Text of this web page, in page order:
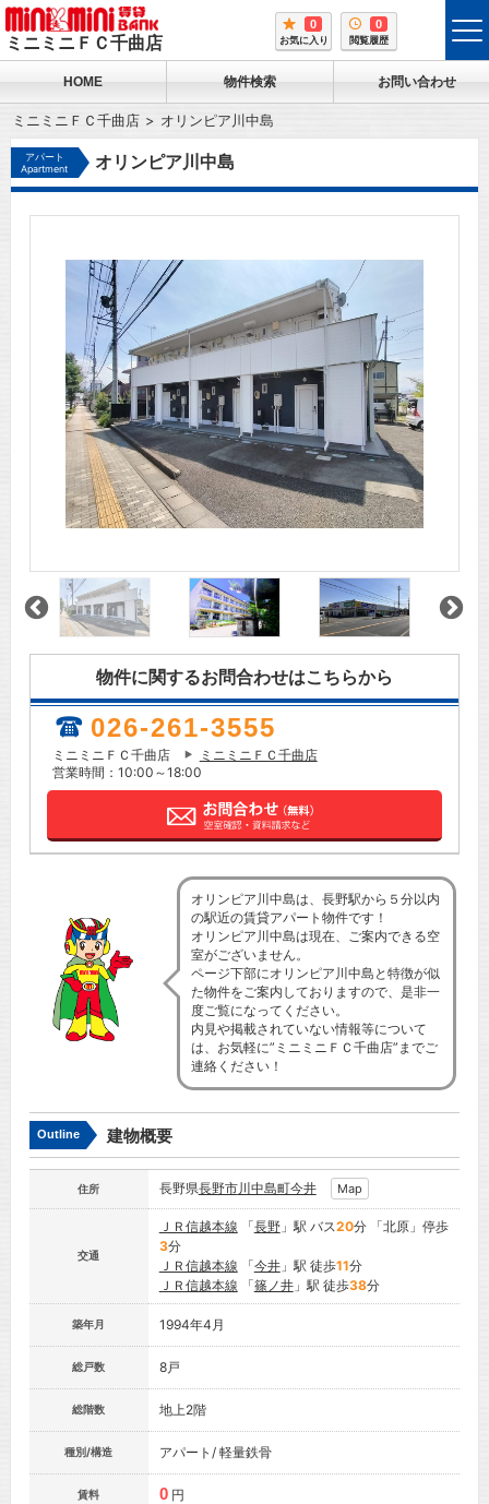
ミニミニＦＣ千曲店
0
お気に入り
0
閲覧履歴
HOME 物件検索 お問い合わせ
ミニミニＦＣ千曲店 オリンピア川中島
アパート
Apartment
オリンピア川中島
物件に関するお問合わせはこちらから
026-261-3555
ミニミニＦＣ千曲店
ミニミニＦＣ千曲店
営業時間：10:00～18:00
オリンピア川中島は、長野駅から５分以内
の駅近の賃貸アパート物件です！
オリンピア川中島は現在、ご案内できる空
室がございません。
ページ下部にオリンピア川中島と特徴が似
た物件をご案内しておりますので、是非一
度ご覧になってください。
内見や掲載されていない情報等について
は、お気軽に”ミニミニＦＣ千曲店”までご
連絡ください！
Outline 建物概要
住所 長野県長野市川中島町今井 Map
交通
ＪＲ信越本線 「長野」駅 バス20分 「北原」停歩
3分
ＪＲ信越本線 「今井」駅 徒歩11分
ＪＲ信越本線 「篠ノ井」駅 徒歩38分
築年月 1994年4月
総戸数 8戸
総階数 地上2階
種別/構造 アパート/ 軽量鉄骨
賃料 0 円